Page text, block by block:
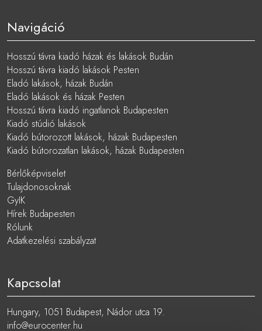
Navigáció
Hosszú távra kiadó házak és lakások Budán
Hosszú távra kiadó lakások Pesten
Eladó lakások, házak Budán
Eladó lakások és házak Pesten
Hosszú távra kiadó ingatlanok Budapesten
Kiadó stúdió lakások
Kiadó bútorozott lakások, házak Budapesten
Kiadó bútorozatlan lakások, házak Budapesten
Bérlőképviselet
Tulajdonosoknak
GyIK
Hírek Budapesten
Rólunk
Adatkezelési szabályzat
Kapcsolat
Hungary, 1051 Budapest, Nádor utca 19.
info@eurocenter.hu